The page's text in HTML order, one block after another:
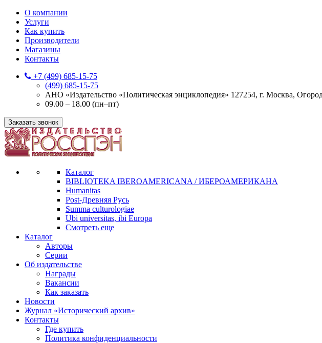
О компании
Услуги
Как купить
Производители
Магазины
Контакты
+7 (499) 685-15-75
(499) 685-15-75
АНО «Издательство «Политическая энциклопедия» 127254, г. Москва,
09.00 – 18.00 (пн–пт)
Заказать звонок
Каталог
BIBLIOTEKA IBEROAMERICANA / ИБЕРОАМЕРИКАНА
Humanitas
Post-Древняя Русь
Summa culturologiae
Ubi universitas, ibi Europa
Смотреть еще
Каталог
Авторы
Серии
Об издательстве
Награды
Вакансии
Как заказать
Новости
Журнал «Исторический архив»‎
Контакты
Где купить
Политика конфиденциальности